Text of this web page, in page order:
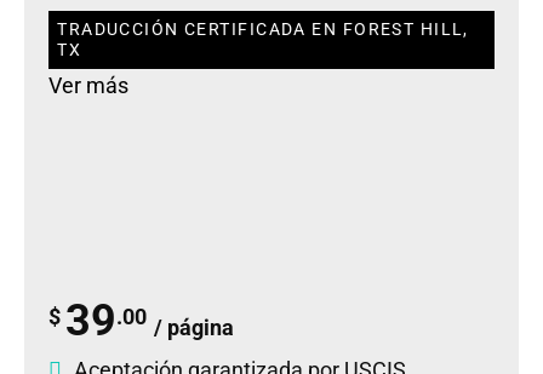
TRADUCCIÓN CERTIFICADA EN FOREST HILL,
TX
Ver más
$ 39.00 / página